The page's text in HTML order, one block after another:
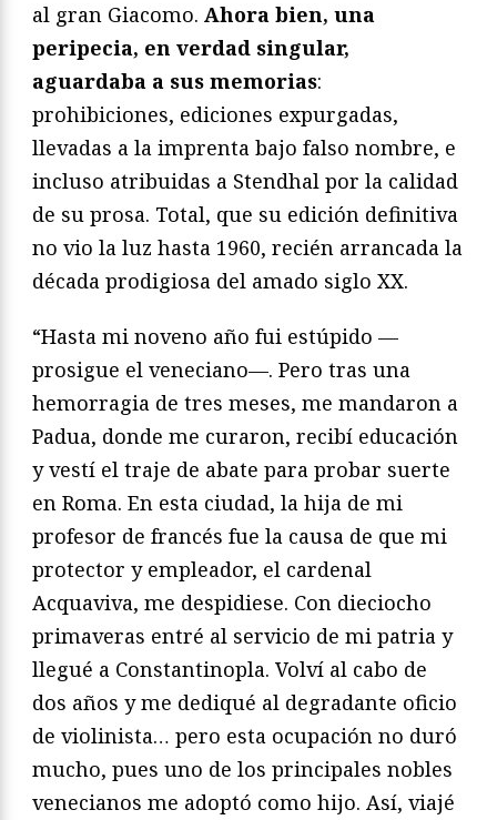
al gran Giacomo. Ahora bien, una
peripecia, en verdad singular,
aguardaba a sus memorias:
prohibiciones, ediciones expurgadas,
llevadas a la imprenta bajo falso nombre, e
incluso atribuidas a Stendhal por la calidad
de su prosa. Total, que su edición definitiva
no vio la luz hasta 1960, recién arrancada la
década prodigiosa del amado siglo XX.
“Hasta mi noveno año fui estúpido —
prosigue el veneciano—. Pero tras una
hemorragia de tres meses, me mandaron a
Padua, donde me curaron, recibí educación
y vestí el traje de abate para probar suerte
en Roma. En esta ciudad, la hija de mi
profesor de francés fue la causa de que mi
protector y empleador, el cardenal
Acquaviva, me despidiese. Con dieciocho
primaveras entré al servicio de mi patria y
llegué a Constantinopla. Volví al cabo de
dos años y me dediqué al degradante oficio
de violinista… pero esta ocupación no duró
mucho, pues uno de los principales nobles
venecianos me adoptó como hijo. Así, viajé